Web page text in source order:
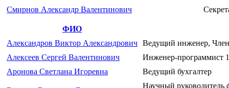
Смирнов Александр Валентинович
ФИО
Александров Виктор Александрович Ведущий инженер, Член
Алексеев Сергей Валентинович
Инженер-программист
Аронова Светлана Игоревна
Ведущий бухгалтер
Научный руководитель